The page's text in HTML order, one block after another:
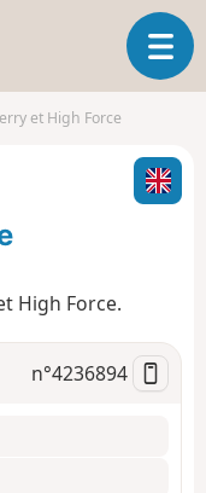
O
u
i
r
l
i
g
a
et High Force
High Force.
n°4236894